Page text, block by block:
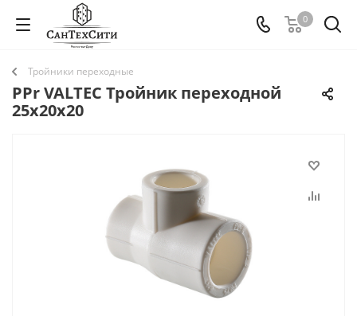
0
Тройники переходные
PPr VALTEC Тройник переходной
25х20х20